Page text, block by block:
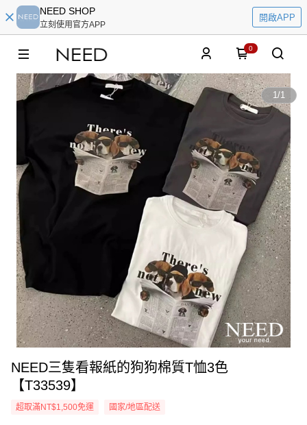
NEED SHOP
立刻使用官方APP
開啟APP
0
1/1
NEED三隻看報紙的狗狗棉質T恤3色
【T33539】
超取滿NT$1,500免運 國家/地區配送